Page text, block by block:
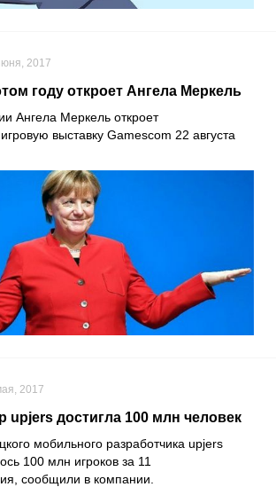
2017
году откроет Ангела Меркель
Ангела Меркель откроет
выставку Gamescom 22 августа
2017
upjers достигла 100 млн человек
мобильного разработчика upjers
100 млн игроков за 11
сообщили в компании.